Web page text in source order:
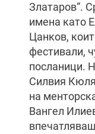
Златаров“.
имена като
Цанков,
фестивали,
посланици.
Силвия
на
Вангел